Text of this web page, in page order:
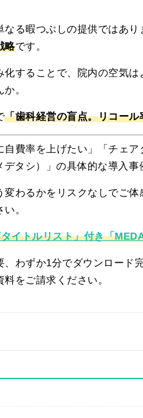
る暇つぶしの提供ではあ
略です。
化することで、院内の空気
。
「歯科経営の盲点。リコー
自費率を上げたい」「チェ
デタシ）」の具体的な導入
わるかをリスクなしでご体
。
イトルリスト」付き「
、わずか1分でダウンロー
をご請求ください。